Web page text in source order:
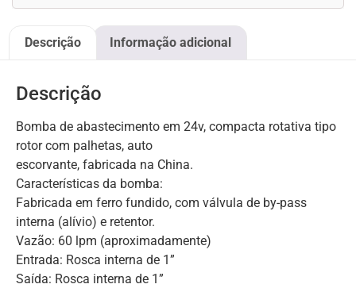
Descrição Informação adicional
Descrição
Bomba de abastecimento em 24v, compacta rotativa tipo
rotor com palhetas, auto
escorvante, fabricada na China.
Características da bomba:
Fabricada em ferro fundido, com válvula de by-pass
interna (alívio) e retentor.
Vazão: 60 lpm (aproximadamente)
Entrada: Rosca interna de 1”
Saída: Rosca interna de 1”